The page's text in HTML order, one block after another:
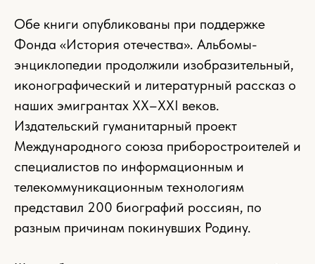
Обе книги опубликованы при поддержке
Фонда «История отечества». Альбомы-
энциклопедии продолжили изобразительный,
иконографический и литературный рассказ о
наших эмигрантах XX–XXI веков.
Издательский гуманитарный проект
Международного союза приборостроителей и
специалистов по информационным и
телекоммуникационным технологиям
представил 200 биографий россиян, по
разным причинам покинувших Родину.